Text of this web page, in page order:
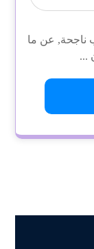
ناجحة, عن ما
...